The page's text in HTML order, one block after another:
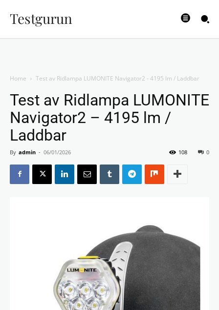
Testgurun
Home Test av Ridlampa LUMONITE Navigator2 - 4195 lm / Laddbar
Test av Ridlampa LUMONITE
Navigator2 – 4195 lm /
Laddbar
By admin - 06/01/2026 0
108